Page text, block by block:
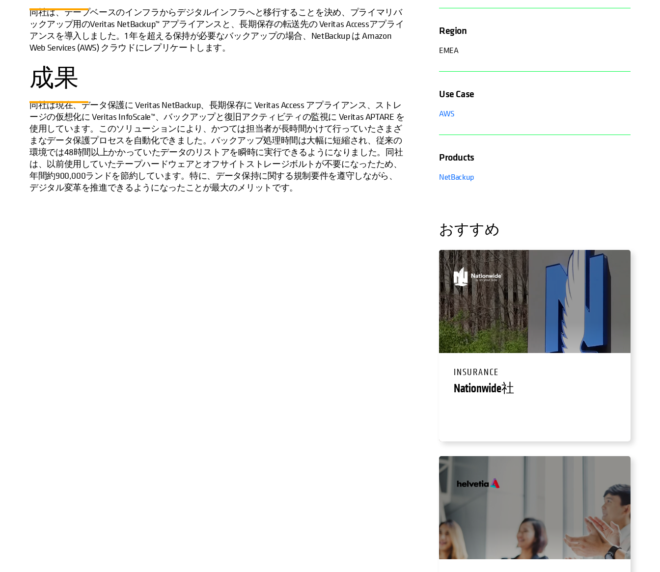
同社は、テープベースのインフラからデジタルインフラへと移行することを決め、プライマリバ
ックアップ用のVeritas NetBackup™ アプライアンスと、長期保存の転送先の Veritas Accessアプライ
アンスを導入しました。1 年を超える保持が必要なバックアップの場合、NetBackup は Amazon
Web Services (AWS) クラウドにレプリケートします。
成果
同社は現在、データ保護に Veritas NetBackup、長期保存に Veritas Access アプライアンス、ストレ
ージの仮想化に Veritas InfoScale™、バックアップと復旧アクティビティの監視に Veritas APTARE を
使用しています。このソリューションにより、かつては担当者が長時間かけて行っていたさまざ
まなデータ保護プロセスを自動化できました。バックアップ処理時間は大幅に短縮され、従来の
環境では48時間以上かかっていたデータのリストアを瞬時に実行できるようになりました。同社
は、以前使用していたテープハードウェアとオフサイトストレージボルトが不要になったため、
年間約900,000ランドを節約しています。特に、データ保持に関する規制要件を遵守しながら、
デジタル変革を推進できるようになったことが最大のメリットです。
Region
EMEA
Use Case
AWS
Products
NetBackup
おすすめ
INSURANCE
Nationwide社